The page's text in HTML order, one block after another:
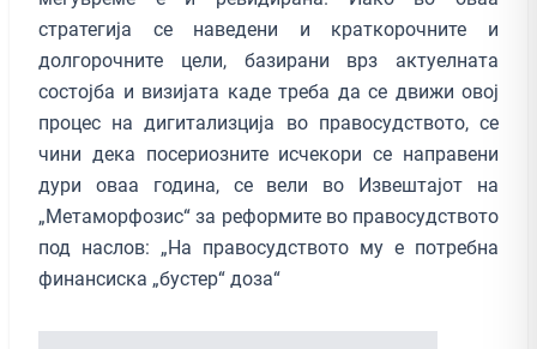
стратегија се наведени и краткорочните и
долгорочните цели, базирани врз актуелната
состојба и визијата каде треба да се движи овој
процес на дигитализција во правосудството, се
чини дека посериозните исчекори се направени
дури оваа година, се вели во Извештајот на
„Метаморфозис“ за реформите во правосудството
под наслов: „На правосудството му е потребна
финансиска „бустер“ доза“